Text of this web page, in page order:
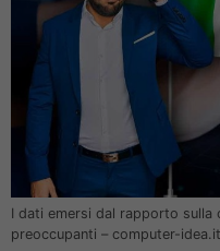
I dati emersi dal rapporto
preoccupanti – computer-idea.it